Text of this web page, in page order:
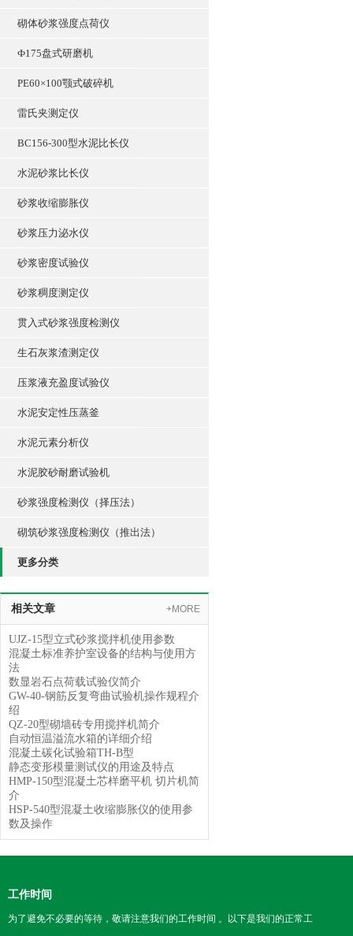
砌体砂浆强度点荷仪
Ф175盘式研磨机
PE60×100颚式破碎机
雷氏夹测定仪
BC156-300型水泥比长仪
水泥砂浆比长仪
砂浆收缩膨胀仪
砂浆压力泌水仪
砂浆密度试验仪
砂浆稠度测定仪
贯入式砂浆强度检测仪
生石灰浆渣测定仪
压浆液充盈度试验仪
水泥安定性压蒸釜
水泥元素分析仪
水泥胶砂耐磨试验机
砂浆强度检测仪（择压法）
砌筑砂浆强度检测仪（推出法）
更多分类
相关文章 +MORE
UJZ-15型立式砂浆搅拌机使用参数
混凝土标准养护室设备的结构与使用方
法
数显岩石点荷载试验仪简介
GW-40-钢筋反复弯曲试验机操作规程介
绍
QZ-20型砌墙砖专用搅拌机简介
自动恒温溢流水箱的详细介绍
混凝土碳化试验箱TH-B型
静态变形模量测试仪的用途及特点
HMP-150型混凝土芯样磨平机 切片机简
介
HSP-540型混凝土收缩膨胀仪的使用参
数及操作
工作时间
为了避免不必要的等待，敬请注意我们的工作时间 。以下是我们的正常工